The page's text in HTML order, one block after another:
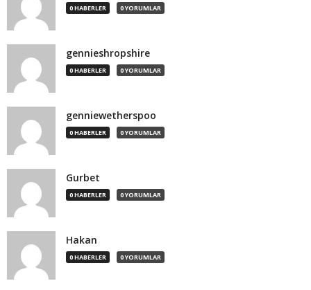
0 HABERLER 0 YORUMLAR
gennieshropshire
0 HABERLER 0 YORUMLAR
genniewetherspoo
0 HABERLER 0 YORUMLAR
Gurbet
0 HABERLER 0 YORUMLAR
Hakan
0 HABERLER 0 YORUMLAR